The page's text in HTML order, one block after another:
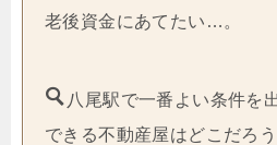
老後資金にあてたい…。
八尾駅で一番よい条件を
できる不動産屋はどこだろう